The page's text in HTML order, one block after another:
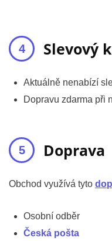
Slevový
Aktuálně nenabízí
Dopravu zdarma při
Doprava
Obchod využívá tyto
Osobní odběr
Česká pošta